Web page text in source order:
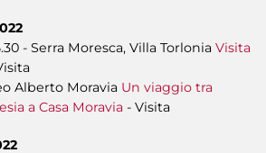
- Serra Moresca, Villa Torlonia Visita
Alberto Moravia Un viaggio tra
a Casa Moravia - Visita